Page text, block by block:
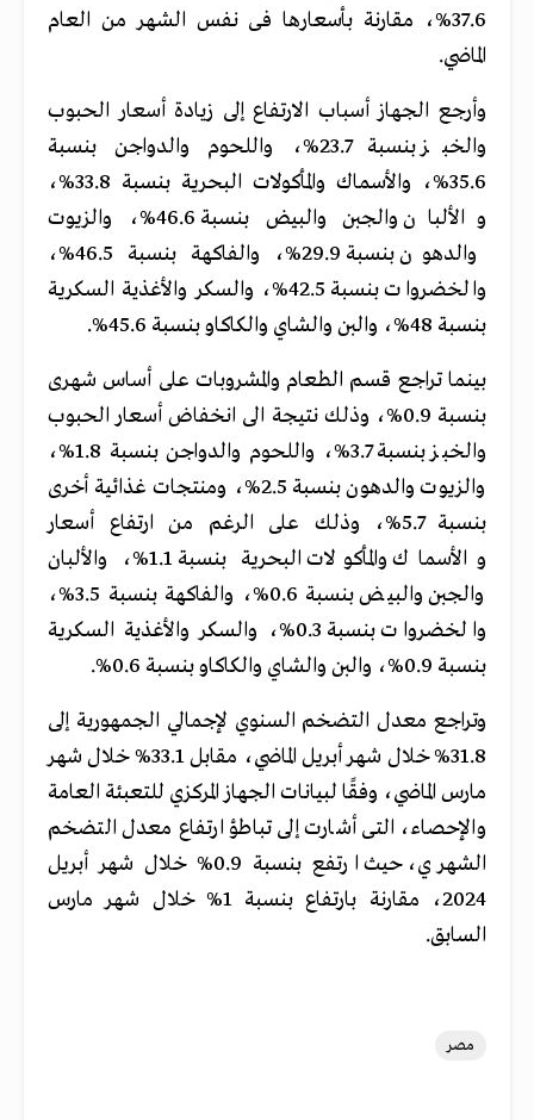
37.6%، مقارنة بأسعارها فى نفس الشهر من العام
الماضي.
وأرجع الجهاز أسباب الارتفاع إلى زيادة أسعار الحبوب
والخبز بنسبة 23.7%، واللحوم والدواجن بنسبة
35.6%، والأسماك والمأكولات البحرية بنسبة 33.8%،
والألبان والجبن والبيض بنسبة 46.6%، والزيوت
والدهون بنسبة 29.9%، والفاكهة بنسبة 46.5%،
والخضروات بنسبة 42.5%، والسكر والأغذية السكرية
بنسبة 48%، والبن والشاي والكاكاو بنسبة 45.6%.
بينما تراجع قسم الطعام والمشروبات على أساس شهرى
بنسبة 0.9%، وذلك نتيجة الى انخفاض أسعار الحبوب
والخبز بنسبة 3.7%، واللحوم والدواجن بنسبة 1.8%،
والزيوت والدهون بنسبة 2.5%، ومنتجات غذائية أخرى
بنسبة 5.7%، وذلك على الرغم من ارتفاع أسعار
والأسماك والمأكولات البحرية بنسبة 1.1%، والألبان
والجبن والبيض بنسبة 0.6%، والفاكهة بنسبة 3.5%،
والخضروات بنسبة 0.3%، والسكر والأغذية السكرية
بنسبة 0.9%، والبن والشاي والكاكاو بنسبة 0.6%.
وتراجع معدل التضخم السنوي لإجمالي الجمهورية إلى
31.8% خلال شهر أبريل الماضي، مقابل 33.1% خلال شهر
مارس الماضي، وفقًا لبيانات الجهاز المركزي للتعبئة العامة
والإحصاء، التى أشارت إلى تباطؤ ارتفاع معدل التضخم
الشهري، حيث ارتفع بنسبة 0.9% خلال شهر أبريل
2024، مقارنة بارتفاع بنسبة 1% خلال شهر مارس
السابق.
مصر